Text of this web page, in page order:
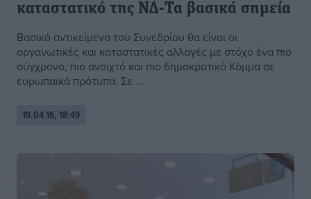
καταστατικό της ΝΔ-Τα βασικά σημεία
Βασικό αντικείμενο του Συνεδρίου θα είναι οι
οργανωτικές και καταστατικές αλλαγές με στόχο ένα πιο
σύγχρονο, πιο ανοιχτό και πιο δημοκρατικό Κόμμα σε
ευρωπαϊκά πρότυπα. Σε ...
19.04.16, 18:49